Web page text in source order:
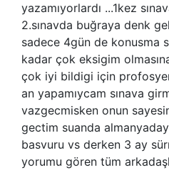
yazamıyorlardı ...1kez
2.sınavda buğraya denk
sadece 4gün de konusma
kadar çok eksigim
çok iyi bildigi için
an yapamıycam sınava
vazgecmisken onun
gectim suanda
basvuru vs derken 3 ay
yorumu gören tüm